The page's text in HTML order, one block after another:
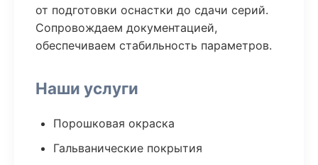
от подготовки оснастки до сдачи серий.
Сопровождаем документацией,
обеспечиваем стабильность параметров.
Наши услуги
Порошковая окраска
Гальванические покрытия